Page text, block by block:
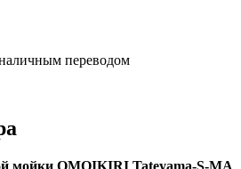
переводом
мойки OMOIKIRI Tateyama-S-MA